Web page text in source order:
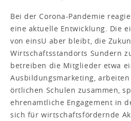
Bei der Corona-Pandemie
eine aktuelle Entwicklung. Die
von einsU aber bleibt, die
Wirtschaftsstandorts Sundern
betreiben die Mitglieder etwa
Ausbildungsmarketing,
örtlichen Schulen zusammen,
ehrenamtliche Engagement in
sich für wirtschaftsfördernde